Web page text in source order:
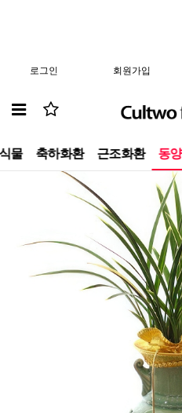
로그인 회원가입
물 축하화환 근조화환 동